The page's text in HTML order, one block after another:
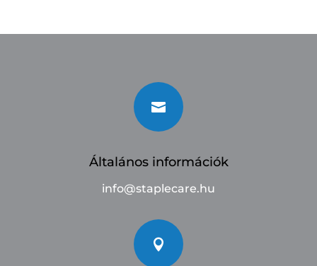

Általános információk
info@staplecare.hu
